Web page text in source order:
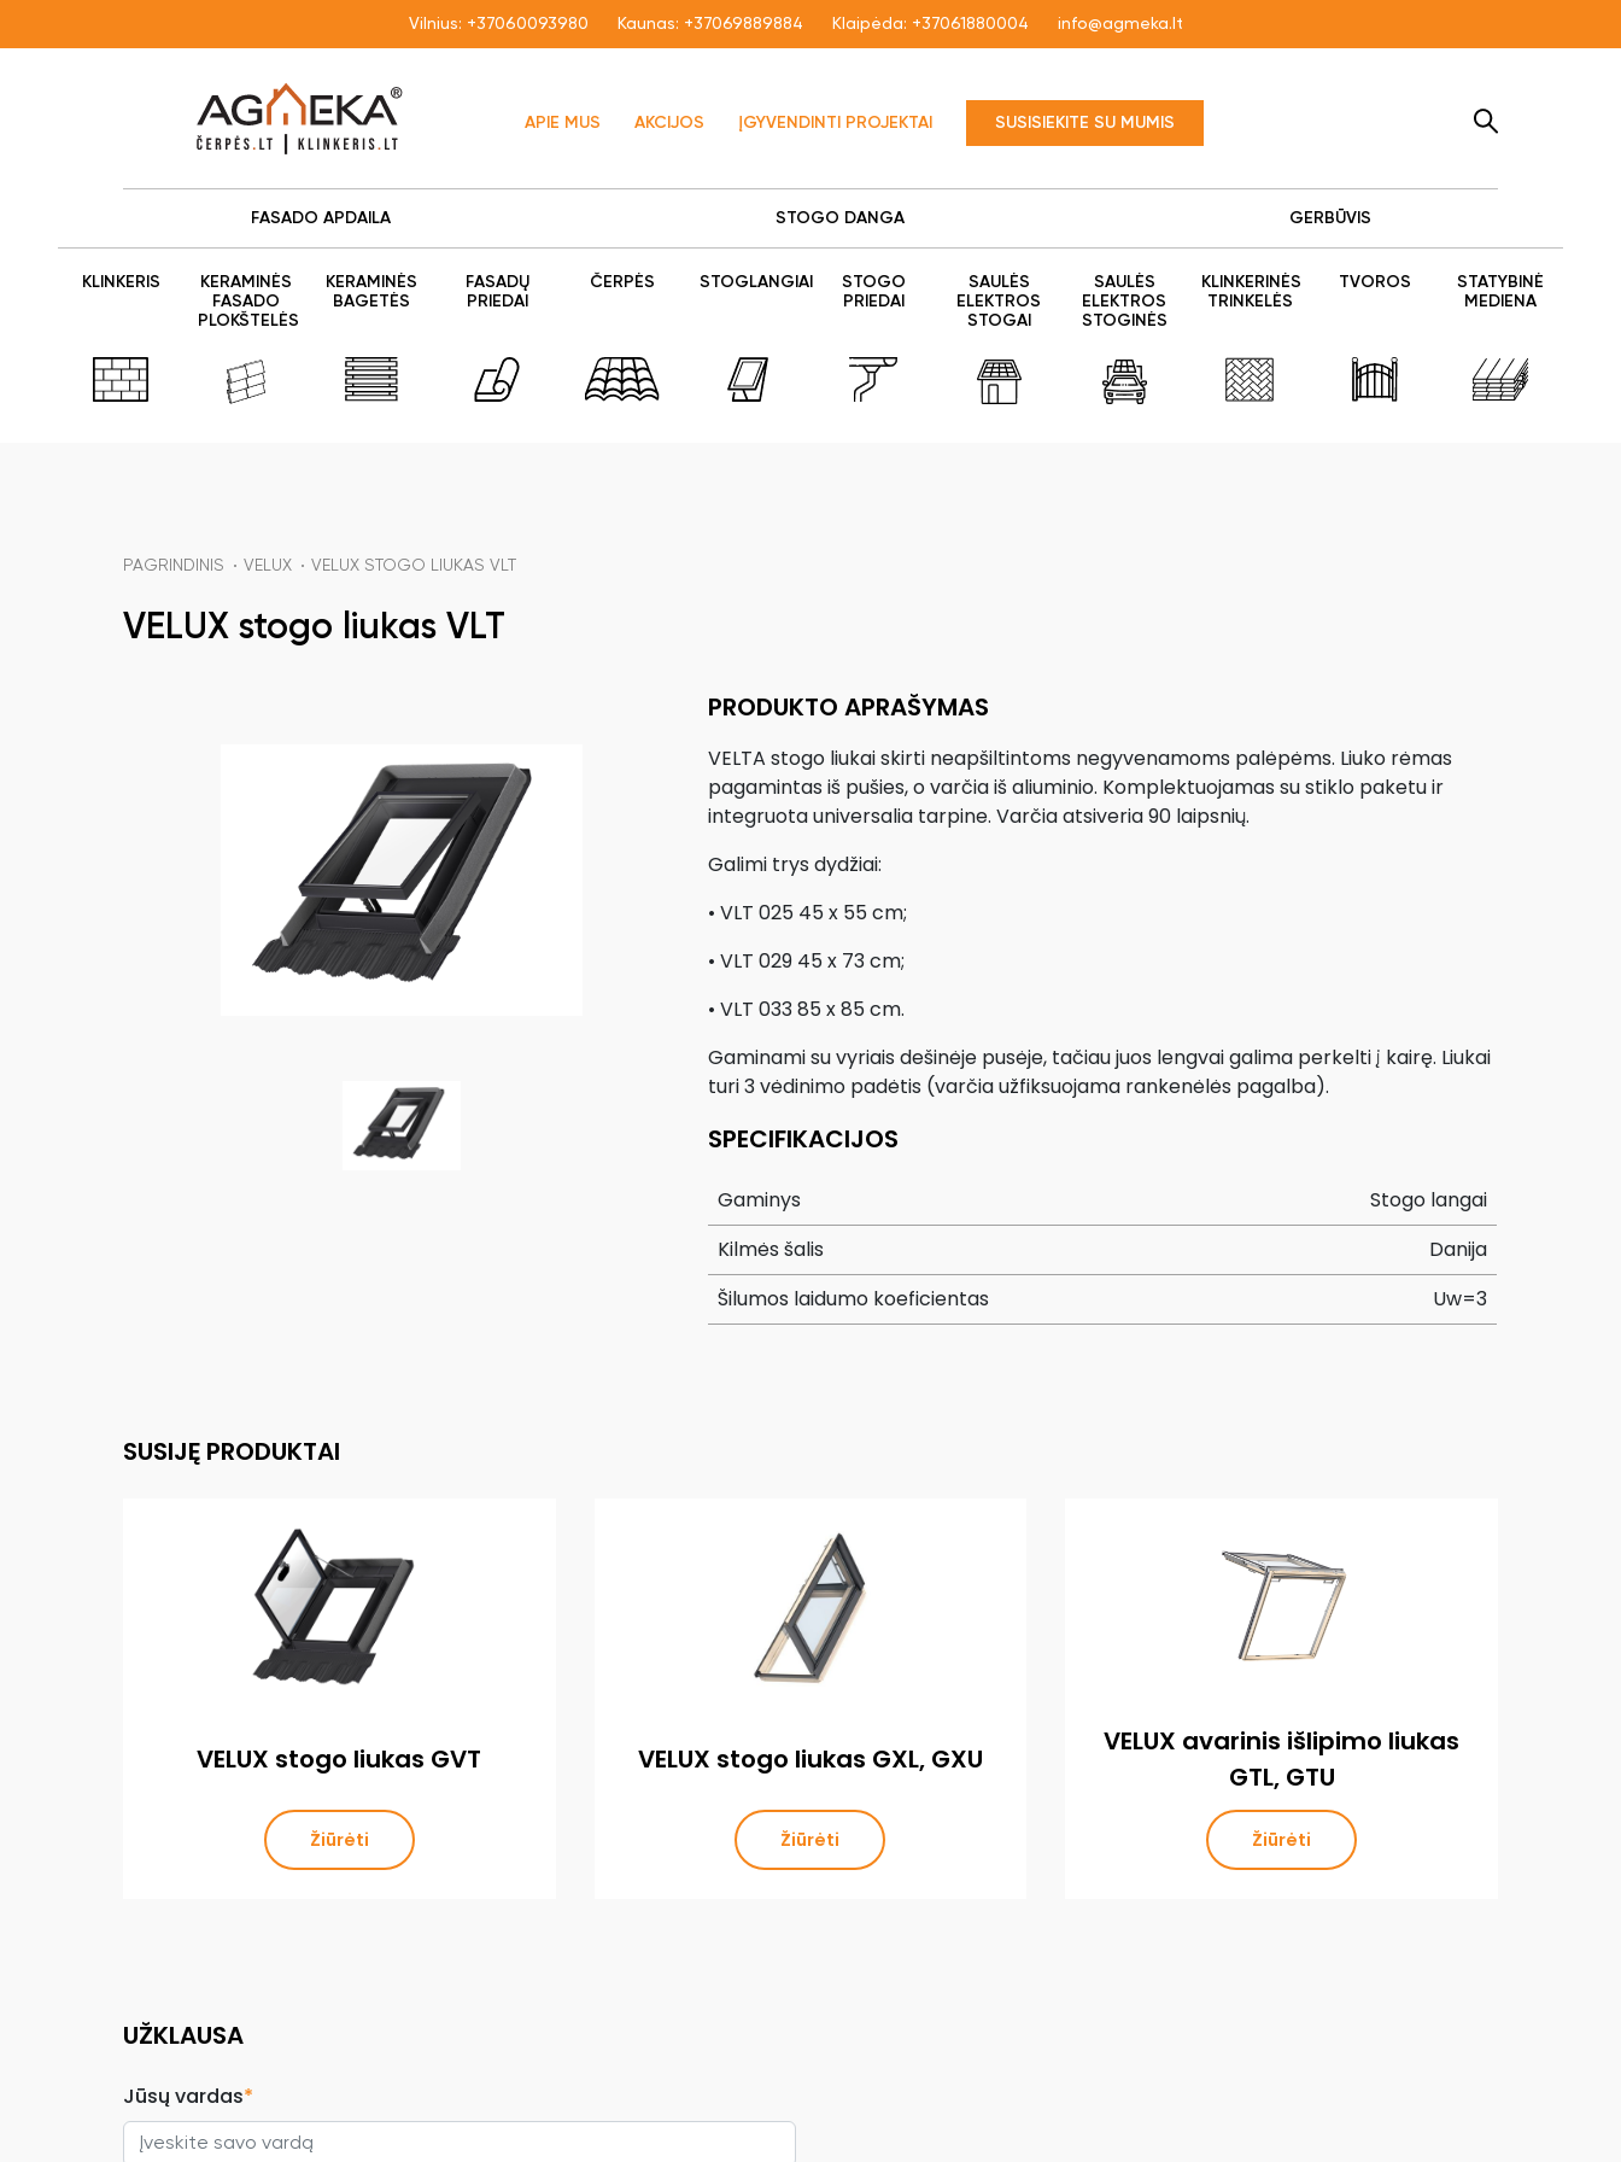
Vilnius: +37060093980 Kaunas: +37069889884 Klaipėda: +37061880004 info@agmeka.lt
APIE MUS AKCIJOS ĮGYVENDINTI PROJEKTAI SUSISIEKITE SU MUMIS
FASADO APDAILA STOGO DANGA GERBŪVIS
KLINKERIS
KERAMINĖS
FASADO
PLOKŠTELĖS
KERAMINĖS
BAGETĖS
FASADŲ
PRIEDAI
ČERPĖS STOGLANGIAI
STOGO
PRIEDAI
SAULĖS
ELEKTROS
STOGAI
SAULĖS
ELEKTROS
STOGINĖS
KLINKERINĖS
TRINKELĖS
TVOROS
STATYBINĖ
MEDIENA
PAGRINDINIS VELUX VELUX STOGO LIUKAS VLT
VELUX stogo liukas VLT
PRODUKTO APRAŠYMAS
VELTA stogo liukai skirti neapšiltintoms negyvenamoms palėpėms. Liuko rėmas
pagamintas iš pušies, o varčia iš aliuminio. Komplektuojamas su stiklo paketu ir
integruota universalia tarpine. Varčia atsiveria 90 laipsnių.
Galimi trys dydžiai:
• VLT 025 45 x 55 cm;
• VLT 029 45 x 73 cm;
• VLT 033 85 x 85 cm.
Gaminami su vyriais dešinėje pusėje, tačiau juos lengvai galima perkelti į kairę. Liukai
turi 3 vėdinimo padėtis (varčia užfiksuojama rankenėlės pagalba).
SPECIFIKACIJOS
Gaminys
Stogo langai
Kilmės šalis
Danija
Šilumos laidumo koeficientas
Uw=3
SUSIJĘ PRODUKTAI
VELUX stogo liukas GVT
Žiūrėti
VELUX stogo liukas GXL, GXU
Žiūrėti
VELUX avarinis išlipimo liukas
GTL, GTU
Žiūrėti
UŽKLAUSA
Jūsų vardas*